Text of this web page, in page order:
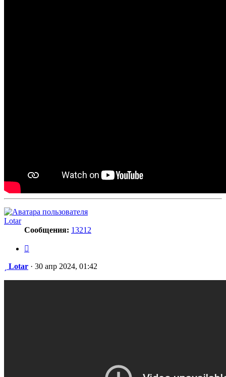
Lotar
Сообщения: 13212
Сообщение
Lotar · 30 апр 2024, 01:42